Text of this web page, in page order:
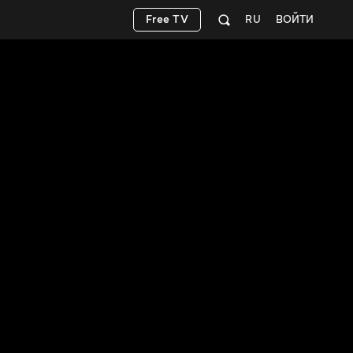
ВОЙТИ
RU
Free TV